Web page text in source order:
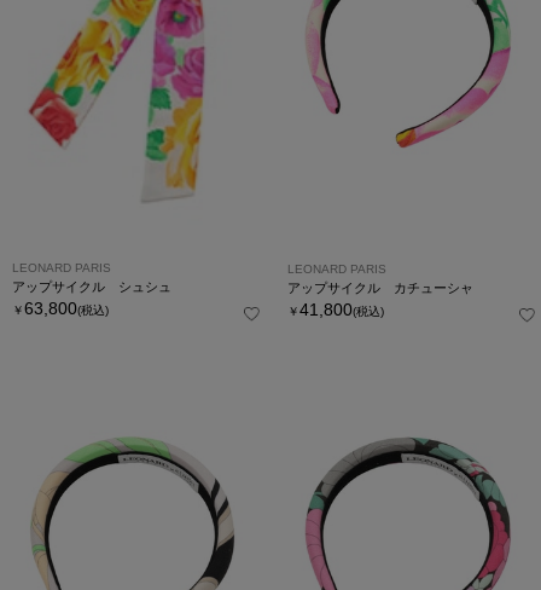
LEONARD PARIS
アップサイクル シュシュ
￥63,800(税込)
LEONARD PARIS
アップサイクル カチューシャ
￥41,800(税込)